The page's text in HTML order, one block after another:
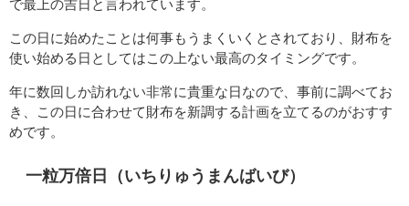
で最上の吉日と言われています。
この日に始めたことは何事もうまくいくとされており、財布を
使い始める日としてはこの上ない最高のタイミングです。
年に数回しか訪れない非常に貴重な日なので、事前に調べてお
き、この日に合わせて財布を新調する計画を立てるのがおすす
めです。
一粒万倍日（いちりゅうまんばいび）